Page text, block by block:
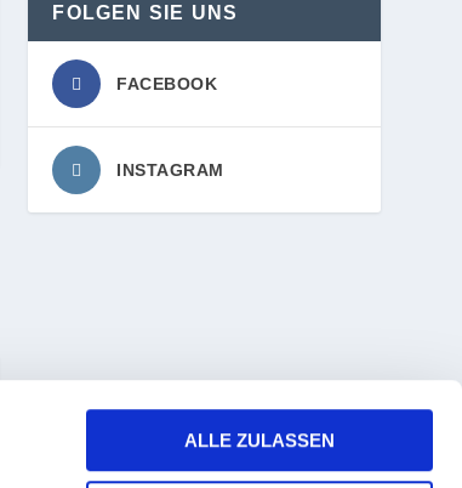
ALLE ZULASSEN
FOLGEN SIE UNS
FACEBOOK
INSTAGRAM